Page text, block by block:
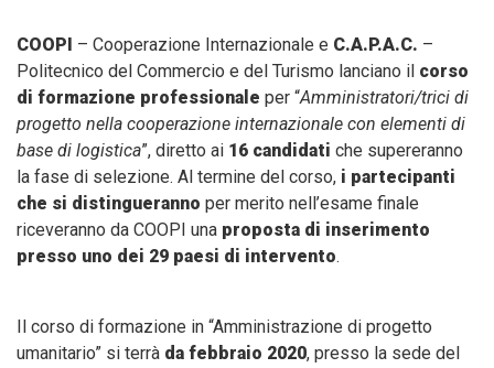
COOPI – Cooperazione Internazionale e C.A.P.A.C. –
Politecnico del Commercio e del Turismo lanciano il corso
di formazione professionale per “Amministratori/trici di
progetto nella cooperazione internazionale con elementi di
base di logistica”, diretto ai 16 candidati che supereranno
la fase di selezione. Al termine del corso, i partecipanti
che si distingueranno per merito nell’esame finale
riceveranno da COOPI una proposta di inserimento
presso uno dei 29 paesi di intervento.
Il corso di formazione in “Amministrazione di progetto
umanitario” si terrà da febbraio 2020, presso la sede del